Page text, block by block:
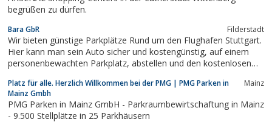
begrüßen zu dürfen.
Bara GbR Filderstadt
Wir bieten günstige Parkplätze Rund um den Flughafen Stuttgart.
Hier kann man sein Auto sicher und kostengünstig, auf einem
personenbewachten Parkplatz, abstellen und den kostenlosen
weiteren Informationen dazu und Wissenswertes zu den
Leistungen und dem Service,...
Platz für alle. Herzlich Willkommen bei der PMG | PMG Parken in
Mainz Gmbh
Mainz
PMG Parken in Mainz GmbH - Parkraumbewirtschaftung in Mainz
- 9.500 Stellplätze in 25 Parkhäusern